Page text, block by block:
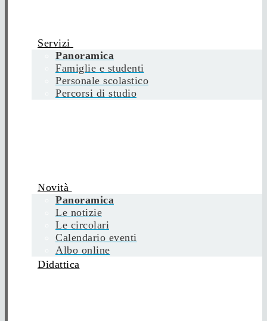
Servizi
Panoramica
Famiglie e studenti
Personale scolastico
Percorsi di studio
Novità
Panoramica
Le notizie
Le circolari
Calendario eventi
Albo online
Didattica